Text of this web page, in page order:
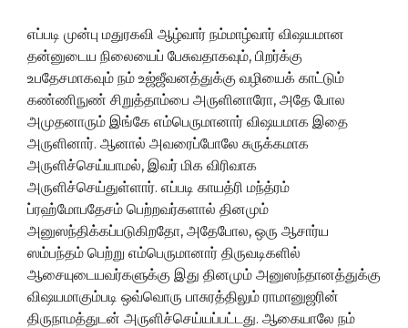
எப்படி முன்பு மதுரகவி ஆழ்வார் நம்மாழ்வார் விஷயமான
தன்னுடைய நிலையைப் பேசுவதாகவும், பிறர்க்கு
உபதேசமாகவும் நம் உஜ்ஜீவனத்துக்கு வழியைக் காட்டும்
கண்ணிநுண் சிறுத்தாம்பை அருளினாரோ, அதே போல
அமுதனாரும் இங்கே எம்பெருமானார் விஷயமாக இதை
அருளினார். ஆனால் அவரைப்போலே சுருக்கமாக
அருளிச்செய்யாமல், இவர் மிக விரிவாக
அருளிச்செய்துள்ளார். எப்படி காயத்ரி மந்த்ரம்
ப்ரஹ்மோபதேசம் பெற்றவர்களால் தினமும்
அனுஸந்திக்கப்படுகிறதோ, அதேபோல, ஒரு ஆசார்ய
ஸம்பந்தம் பெற்று எம்பெருமானார் திருவடிகளில்
ஆசையுடையவர்களுக்கு இது தினமும் அனுஸந்தானத்துக்கு
விஷயமாகும்படி ஒவ்வொரு பாசுரத்திலும் ராமானுஜரின்
திருநாமத்துடன் அருளிச்செய்யப்பட்டது. ஆகையாலே நம்